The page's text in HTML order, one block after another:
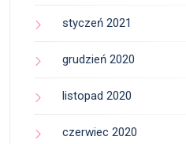
styczeń 2021
grudzień 2020
listopad 2020
czerwiec 2020